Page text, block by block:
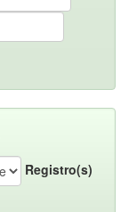
Registro(s)